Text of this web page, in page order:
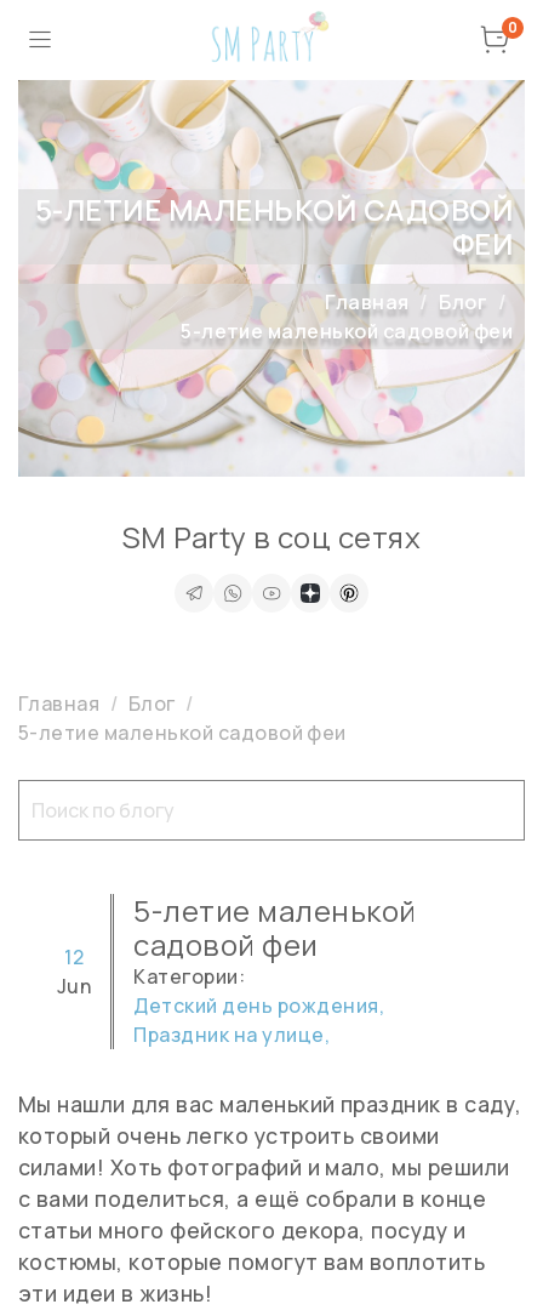
0
5-ЛЕТИЕ МАЛЕНЬКОЙ САДОВОЙ
ФЕИ
Главная
Блог
5-летие маленькой садовой феи
Главная
Блог
5-летие маленькой садовой феи
5-летие маленькой
садовой феи
12
Jun
Категории:
Детский день рождения,
Праздник на улице,
Мы нашли для вас маленький праздник в саду,
который очень легко устроить своими
силами! Хоть фотографий и мало, мы решили
с вами поделиться, а ещё собрали в конце
статьи много фейского декора, посуду и
костюмы, которые помогут вам воплотить
эти идеи в жизнь!
SM Party в соц сетях